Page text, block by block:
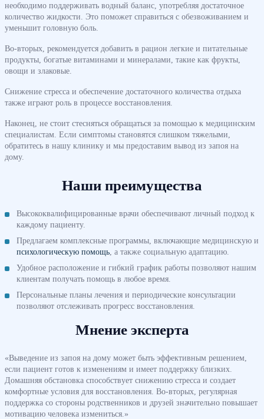
необходимо поддерживать водный баланс, употребляя достаточное
количество жидкости. Это поможет справиться с обезвоживанием и
уменьшит головную боль.
Во-вторых, рекомендуется добавить в рацион легкие и питательные
продукты, богатые витаминами и минералами, такие как фрукты,
овощи и злаковые.
Снижение стресса и обеспечение достаточного количества отдыха
также играют роль в процессе восстановления.
Наконец, не стоит стесняться обращаться за помощью к медицинским
специалистам. Если симптомы становятся слишком тяжелыми,
обратитесь в нашу клинику и мы предоставим вывод из запоя на
дому.
Наши преимущества
Высококвалифицированные врачи обеспечивают личный подход к
каждому пациенту.
Предлагаем комплексные программы, включающие медицинскую и
психологическую помощь , а также социальную адаптацию.
Удобное расположение и гибкий график работы позволяют нашим
клиентам получать помощь в любое время.
Персональные планы лечения и периодические консультации
позволяют отслеживать прогресс восстановления.
Мнение эксперта
«Выведение из запоя на дому может быть эффективным решением,
если пациент готов к изменениям и имеет поддержку близких.
Домашняя обстановка способствует снижению стресса и создает
комфортные условия для восстановления. Во-вторых, регулярная
поддержка со стороны родственников и друзей значительно повышает
мотивацию человека измениться.»